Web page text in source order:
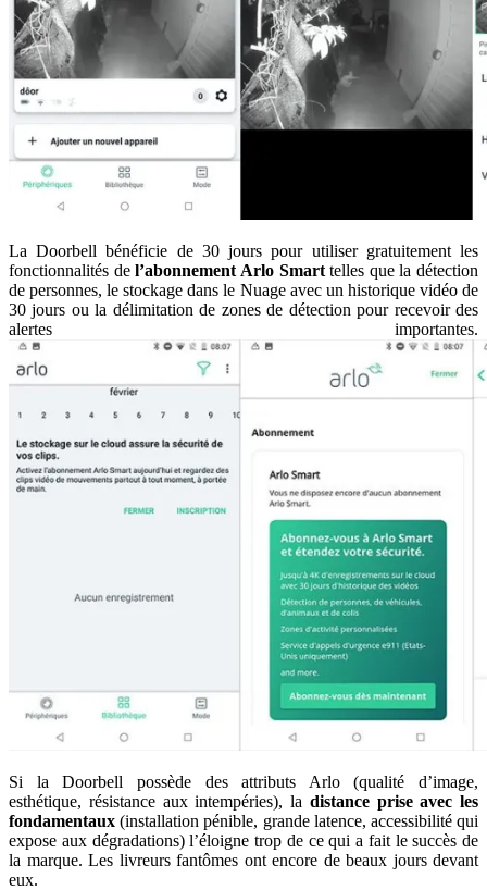
La Doorbell bénéficie de 30 jours pour utiliser gratuitement les
fonctionnalités del’abonnement Arlo Smarttelles que la détection
de personnes, le stockage dans le Nuage avec un historique vidéo de
30 jours ou la délimitation de zones de détection pour recevoir des
alertes importantes.
Si la Doorbell possède des attributs Arlo (qualité d’image,
esthétique, résistance aux intempéries), la distance prise avec les
fondamentaux (installation pénible, grande latence, accessibilité qui
expose aux dégradations) l’éloigne trop de ce qui a fait le succès de
la marque. Les livreurs fantômes ont encore de beaux jours devant
eux.